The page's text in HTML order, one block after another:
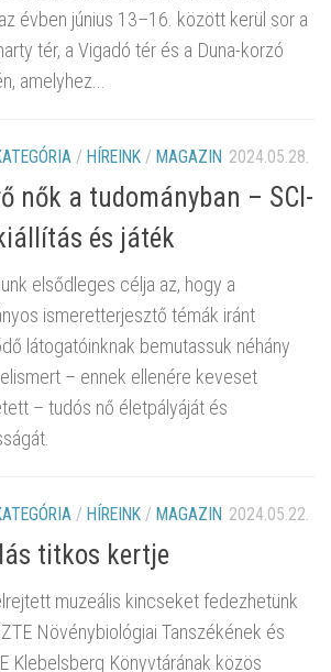
évben június 13–16. között kerül sor a
tér, a Vigadó tér és a Duna-korzó
amelyhez...
/ HÍREINK / MAGAZIN 2024.05.28.
nők a tudományban – SCI-
és játék
elsődleges célja az, hogy a
ismeretterjesztő témák iránt
látogatóinknak bemutassuk néhány
– ennek ellenére keveset
– tudós nő életpályáját és
/ HÍREINK / MAGAZIN 2024.05.22.
titkos kertje
muzeális kincseket fedezhetünk
Növénybiológiai Tanszékének és
Klebelsberg Könyvtárának közös